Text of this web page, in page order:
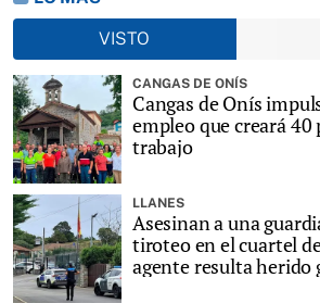
VISTO
CANGAS DE ONÍS
Cangas de Onís
empleo que creará 40
trabajo
LLANES
Asesinan a una
tiroteo en el cuartel
agente resulta herido